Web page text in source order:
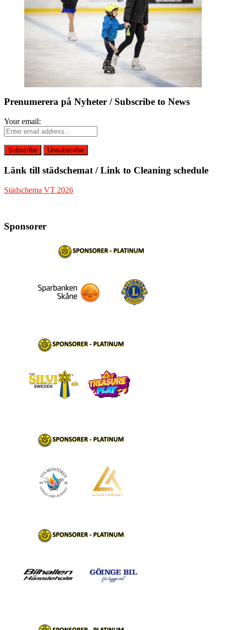
Prenumerera på Nyheter / Subscribe to News
Your email:
Länk till städschemat / Link to Cleaning schedule
Städschema VT 2026
Sponsorer